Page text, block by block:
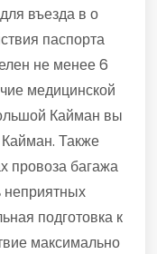
въезда в о
паспорта
не менее 6
медицинской
Кайман вы
Также
провоза багажа
неприятных
подготовка к
максимально